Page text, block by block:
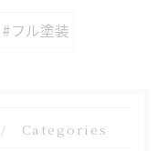
#フル塗装
Categories